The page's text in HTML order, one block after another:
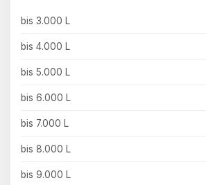
bis 3.000 L
bis 4.000 L
bis 5.000 L
bis 6.000 L
bis 7.000 L
bis 8.000 L
bis 9.000 L